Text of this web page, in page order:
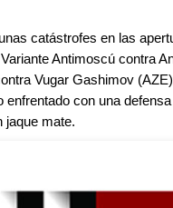
catástrofes en las
Antimoscú contra
Vugar Gashimov
con una
jaque mate.